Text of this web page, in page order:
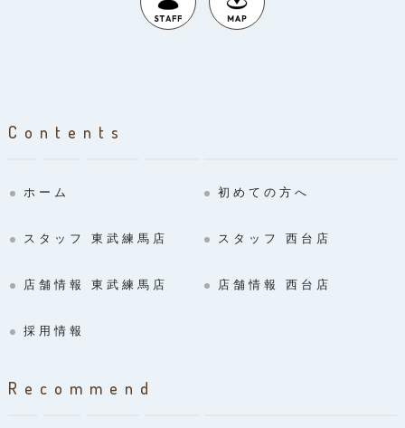
Contents
ホーム 初めての方へ
スタッフ 東武練馬店 スタッフ 西台店
店舗情報 東武練馬店 店舗情報 西台店
採用情報
Recommend